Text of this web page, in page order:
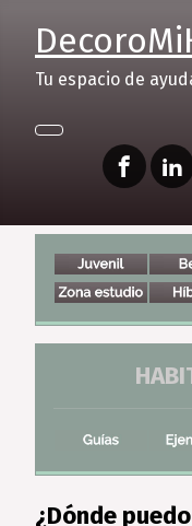
Tu espacio de
¿Dónde